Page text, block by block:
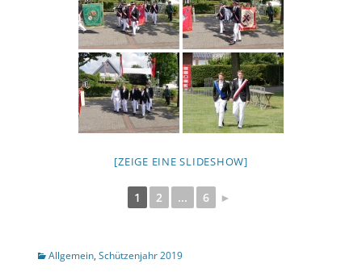
[ZEIGE EINE SLIDESHOW]
1 2 ... 6 ►
Kategorien
Allgemein, Schützenjahr 2019